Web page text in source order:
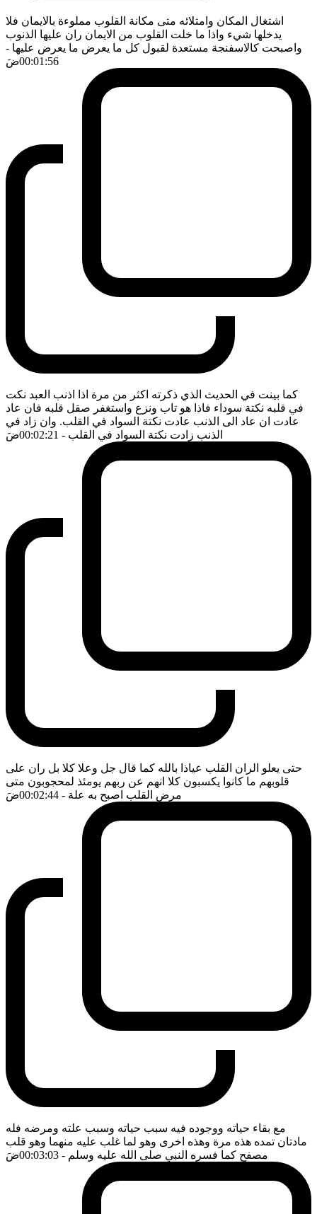
اشتغال المكان وامتلائه متى مكانة القلوب مملوءة بالايمان فلا
يدخلها شيء واذا ما خلت القلوب من الايمان ران عليها الذنوب
واصبحت كالاسفنجة مستعدة لقبول كل ما يعرض ما يعرض عليها -
00:01:56ضَ
كما بينت في الحديث الذي ذكرته اكثر من مرة اذا اذنب العبد نكت
في قلبه نكتة سوداء فاذا هو تاب ونزع واستغفر صقل قلبه فان عاد
عادت ان عاد الى الذنب عادت نكتة السواد في القلب. وان زاد في
الذنب زادت نكتة السواد في القلب - 00:02:21 ضَ
حتى يعلو الران القلب عياذا بالله كما قال جل وعلا كلا بل ران على
قلوبهم ما كانوا يكسبون كلا انهم عن ربهم يومئذ لمحجوبون متى
مرض القلب اصبح به علة - 00:02:44 ضَ
مع بقاء حياته ووجوده فيه سبب حياته وسبب علته ومرضه فله
مادتان تمده هذه مرة وهذه اخرى وهو لما غلب عليه منهما وهو قلب
مصفح كما فسره النبي صلى الله عليه وسلم - 00:03:03 ضَ